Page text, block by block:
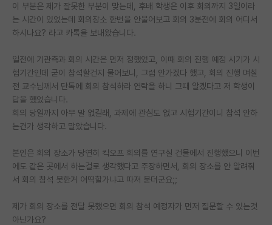
특수/전문대학원 게시판
반도체/AI 게시판
장학금/장학생 게시판
학술 정보 게시판
홍보 게시판
유학교육
이벤트
반도체 아카데미
이 부분은 제가 잘못한 부분이 맞는데, 후배 학생은 이후 회의까지 3일이라
는 시간이 있었는데 회의장소 한번을 안물어보고 회의 3분전에 회의 어디서
하시나요? 라고 카톡을 보내왔습니다.
일전에 기관측과 회의 시간은 먼저 정했었고, 이때 회의 진행 예정 시기가 시
험기간인데 굳이 참석할건지 물어보니, 그럼 안가겠다 했고, 회의 진행 며칠
전 교수님께서 단톡에 회의 참석하라 연락을 하니 그때 알겠다고 저 학생이
답을 했었습니다.
회의 당일까지 아무 말 없길래, 과제에 관심도 없고 시험기간이니 참석 안하
는건가 생각하고 말았습니다.
본인은 회의 장소가 당연히 킥오프 회의를 연구실 건물에서 진행했으니 이번
에도 같은 곳에서 하는걸로 생각했다고 주장하면서, 회의 장소를 안 알려줘
서 회의 참석 못한거 어떡할가냐고 따져 묻더군요;;
제가 회의 장소를 전달 못했으면 회의 참석 예정자가 먼저 질문할 수 있는것
아닌가요?